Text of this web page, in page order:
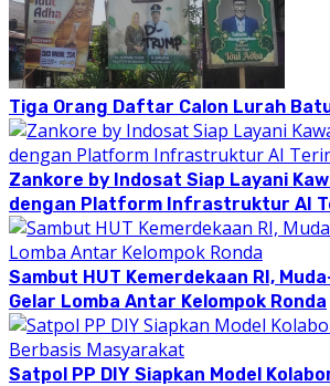
Tiga Orang Daftar Calon Lurah
Zankore by Indosat Siap Layani
dengan Platform Infrastruktur AI
Sambut HUT Kemerdekaan RI,
Gelar Lomba Antar Kelompok Ronda
Satpol PP DIY Siapkan Model